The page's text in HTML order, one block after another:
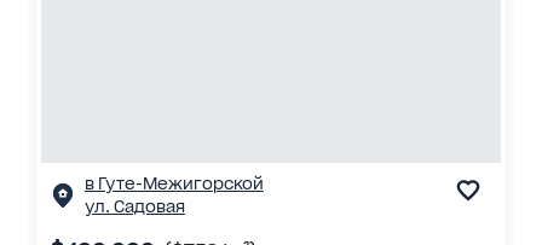
в Гуте-Межигорской
ул. Садовая